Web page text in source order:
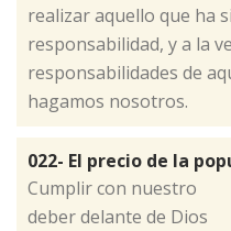
realizar aquello que ha
responsabilidad, y a la
responsabilidades de
hagamos nosotros.
022- El precio de la
​Cumplir con nuestro
deber delante de Dios